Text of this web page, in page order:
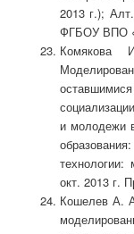
2013 г.);
ФГБОУ ВПО
и молодежи
окт. 2013 г.
Кошелев А.